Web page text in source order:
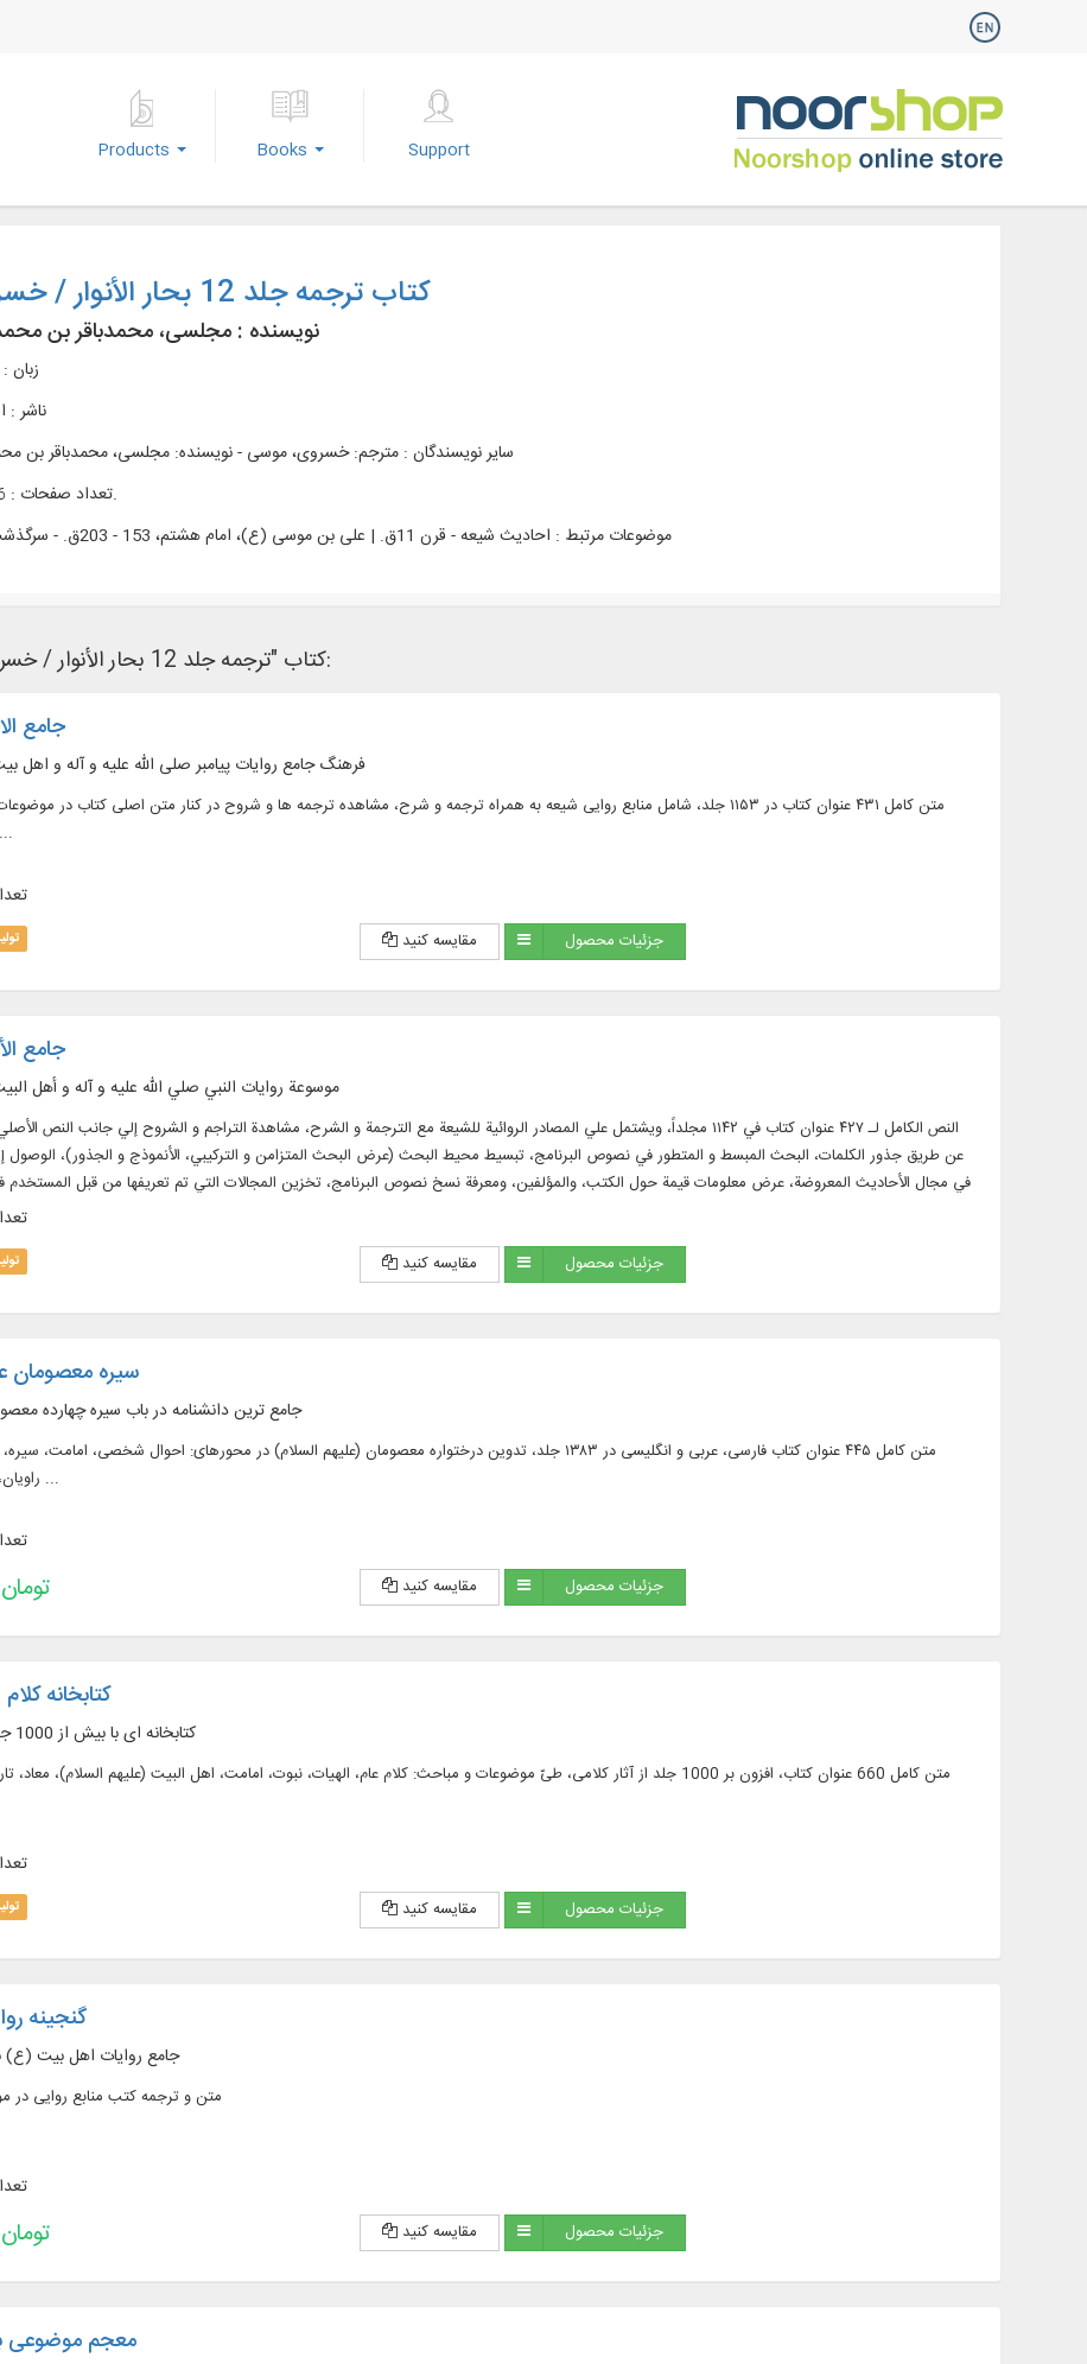
Products Books Support
کتاب ترجمه جلد 12 بحار الأنوار / خسروی
نویسنده :مجلسی، محمدباقر بن
زبان
ناشر :
سایر نویسندگان : مترجم: خسروی، موسی - نویسنده: مجلسی، محمدباقر بن
تعداد صفحات : 306ص.
موضوعات مرتبط : احادیث شیعه - قرن 11ق. | علی بن موسی (ع)، امام هشتم، 153 - 203ق. - سرگذشت نامه
کتاب "ترجمه جلد 12 بحار الأنوار / خسروی" در نرم‌افزار های کتابخانه ای زیر وجود دارد:
جامع
فرهنگ جامع روایات پیامبر صلی الله علیه و آله و اهل
متن کامل ۴۳۱ عنوان کتاب در ۱۱۵۳ جلد، شامل منابع روایی شیعه به همراه ترجمه و شرح، مشاهده ترجمه ها و شروح در کنار متن اصلی کتاب در
تاریخ، تفسیر و ...
مقایسه کنید جزئیات محصول
جامع
موسوعة روايات النبي صلي الله عليه و آله و أهل
النص الكامل لـ ۴۲۷ عنوان كتاب في ۱۱۴۲ مجلداً، ويشتمل علي المصادر الروائية للشيعة مع الترجمة و الشرح، مشاهدة التراجم و الشروح إلي جانب النص
عن طريق جذور الكلمات، البحث المبسط و المتطور في نصوص البرنامج، تبسيط محيط البحث (عرض البحث المتزامن و التركيبي، الأنموذج و الجذور)، الوصول
في مجال الأحاديث المعروضة، عرض معلومات قيمة حول الكتب، والمؤلفين، ومعرفة نسخ نصوص البرنامج، تخزين المجالات التي تم تعريفها من قبل
مقایسه کنید جزئیات محصول
سیره معصومان
جامع ترین دانشنامه در باب سیره چهارده
متن کامل ۴۴۵ عنوان کتاب فارسی، عربی و انگلیسی در ۱۳۸۳ جلد، تدوین درختواره معصومان (علیهم السلام) در محورهای: احوال شخصی،
راویان، کتاب شناسی و ...
193,200 تومان مقایسه کنید جزئیات محصول
کتابخانه کلام
کتابخانه ای با بیش از 1000 جلد از آثار کلامی
متن کامل 660 عنوان کتاب، افزون بر 1000 جلد از آثار کلامی، طیّ موضوعات و مباحث: کلام عام، الهیات، نبوت، امامت، اهل البیت (علیهم السلام)،
مقایسه کنید جزئیات محصول
گنجینه
جامع روایات اهل بیت (ع)
متن و ترجمه کتب منابع روایی
193,200 تومان مقایسه کنید جزئیات محصول
معجم موضوعی